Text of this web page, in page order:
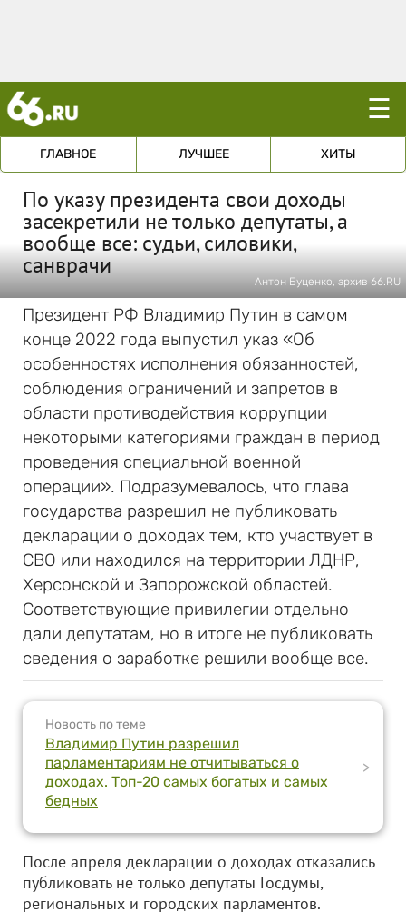
☰
ГЛАВНОЕ ЛУЧШЕЕ ХИТЫ
По указу президента свои доходы
засекретили не только депутаты, а
вообще все: судьи, силовики,
санврачи
Антон Буценко, архив 66.RU
Президент РФ Владимир Путин в самом
конце 2022 года выпустил указ «Об
особенностях исполнения обязанностей,
соблюдения ограничений и запретов в
области противодействия коррупции
некоторыми категориями граждан в период
проведения специальной военной
операции». Подразумевалось, что глава
государства разрешил не публиковать
декларации о доходах тем, кто участвует в
СВО или находился на территории ЛДНР,
Херсонской и Запорожской областей.
Соответствующие привилегии отдельно
дали депутатам, но в итоге не публиковать
сведения о заработке решили вообще все.
Новость по теме
Владимир Путин разрешил
парламентариям не отчитываться о
доходах. Топ-20 самых богатых и самых
бедных
>
После апреля декларации о доходах отказались
публиковать не только депутаты Госдумы,
региональных и городских парламентов.